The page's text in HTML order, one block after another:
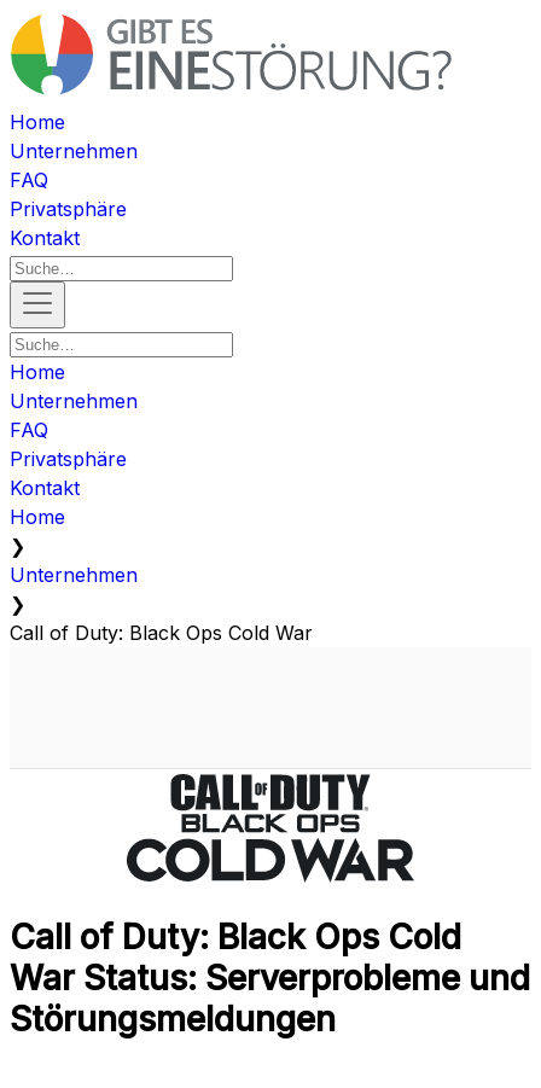
Home
Unternehmen
FAQ
Privatsphäre
Kontakt
Home
Unternehmen
FAQ
Privatsphäre
Kontakt
Home
❯
Unternehmen
❯
Call of Duty: Black Ops Cold War
Call of Duty: Black Ops Cold
War Status: Serverprobleme und
Störungsmeldungen